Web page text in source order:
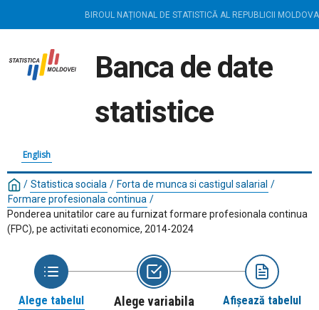
BIROUL NAȚIONAL DE STATISTICĂ AL REPUBLICII MOLDOVA
Banca de date
statistice
English
/ Statistica sociala / Forta de munca si castigul salarial /
Formare profesionala continua /
Ponderea unitatilor care au furnizat formare profesionala continua
(FPC), pe activitati economice, 2014-2024
Alege tabelul Alege variabila Afișează tabelul